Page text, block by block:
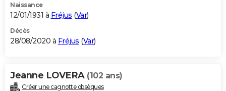
Naissance
12/01/1931 à Fréjus (Var)
Décès
28/08/2020 à Fréjus (Var)
Jeanne LOVERA (102 ans)
Créer une cagnotte obsèques